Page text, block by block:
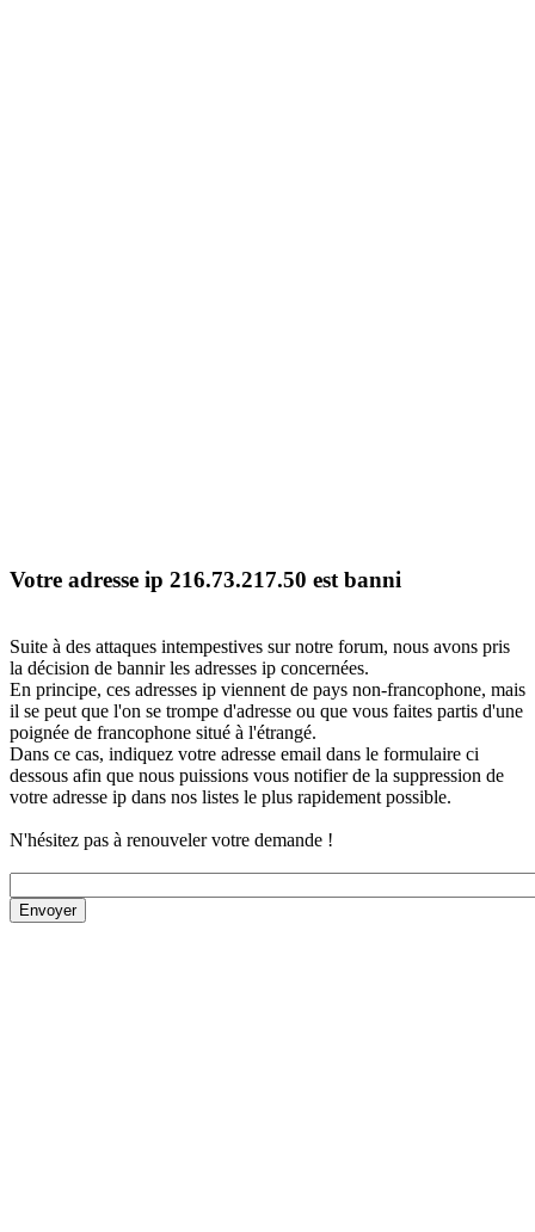
Votre adresse ip 216.73.217.50 est banni
Suite à des attaques intempestives sur notre forum, nous avons pris
la décision de bannir les adresses ip concernées.
En principe, ces adresses ip viennent de pays non-francophone, mais
il se peut que l'on se trompe d'adresse ou que vous faites partis d'une
poignée de francophone situé à l'étrangé.
Dans ce cas, indiquez votre adresse email dans le formulaire ci
dessous afin que nous puissions vous notifier de la suppression de
votre adresse ip dans nos listes le plus rapidement possible.
N'hésitez pas à renouveler votre demande !